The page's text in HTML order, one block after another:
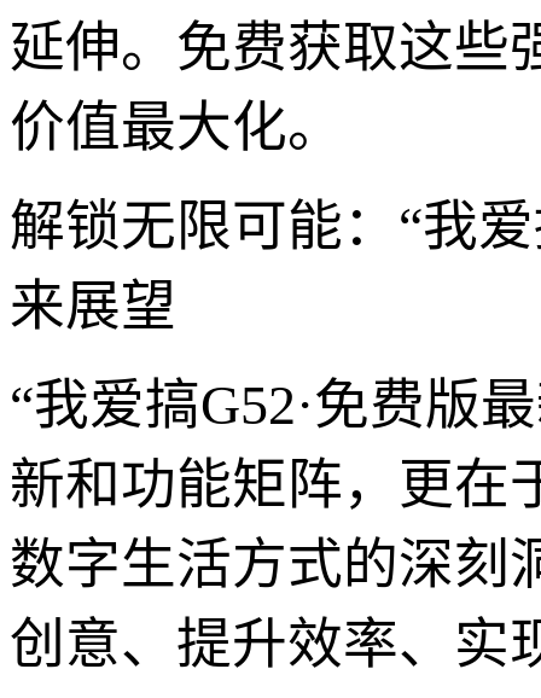
延伸。免费获取这些
价值最大化。
解锁无限可能：“我
来展望
“我爱搞G52·免费版
新和功能矩阵，更在
数字生活方式的深刻
创意、提升效率、实